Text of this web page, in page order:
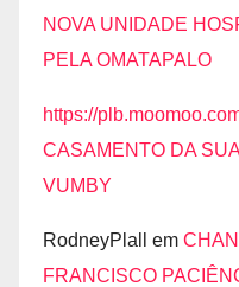
NOVA UNIDADE
PELA OMATAPALO
https://
CASAMENTO DA
VUMBY
RodneyPlall em
FRANCISCO